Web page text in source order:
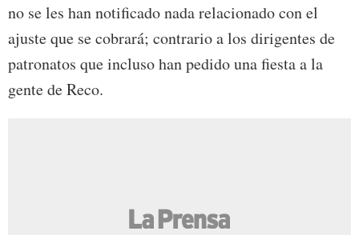
no se les han notificado nada relacionado con el
ajuste que se cobrará; contrario a los dirigentes de
patronatos que incluso han pedido una fiesta a la
gente de Reco.